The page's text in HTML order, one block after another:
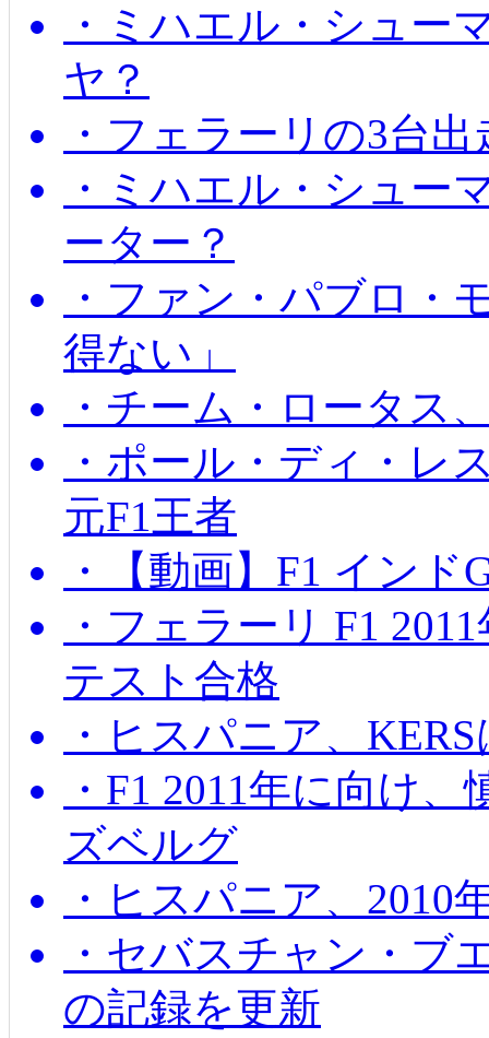
・ミハエル・シュー
ヤ？
・フェラーリの3台
・ミハエル・シュー
ーター？
・ファン・パブロ・
得ない」
・チーム・ロータス
・ポール・ディ・レ
元F1王者
・【動画】F1 イン
・フェラーリ F1
テスト合格
・ヒスパニア、
・F1 2011年に向け
ズベルグ
・ヒスパニア、2010
・セバスチャン・ブ
の記録を更新